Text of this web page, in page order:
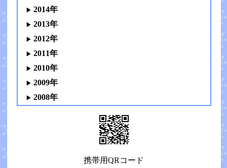
2014年
2013年
2012年
2011年
2010年
2009年
2008年
携帯用QRコード